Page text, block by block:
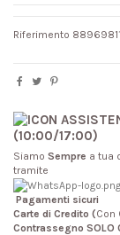
Riferimento
(10:00/17:00)
Siamo Sempre a tua
tramite
Pagamenti sicuri
Carte di Credito (Con
Contrassegno SOLO